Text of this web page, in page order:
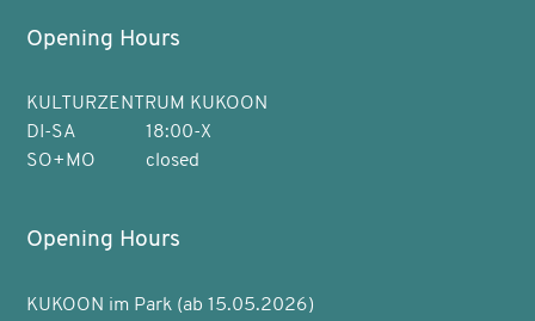
Opening Hours
KULTURZENTRUM KUKOON
DI-SA
18:00-X
SO+MO
closed
Opening Hours
KUKOON im Park (ab 15.05.2026)